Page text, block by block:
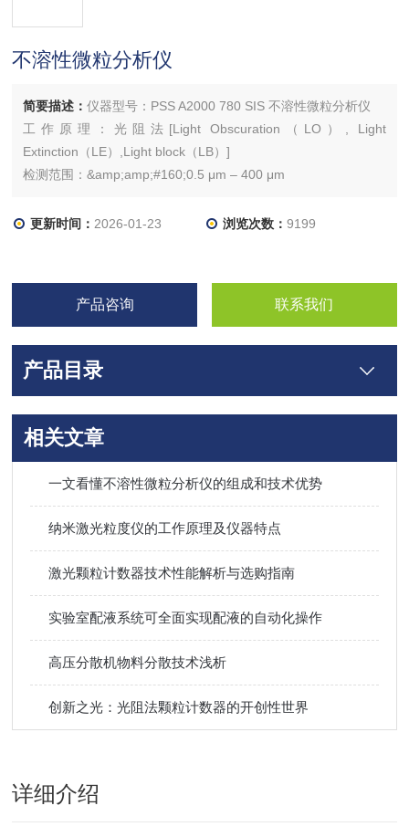
不溶性微粒分析仪
简要描述：仪器型号：PSS A2000 780 SIS 不溶性微粒分析仪
工作原理：光阻法[Light Obscuration（LO）, Light
Extinction（LE）,Light block（LB）]
检测范围：&amp;amp;#160;0.5 μm – 400 μm
更新时间： 2026-01-23 浏览次数： 9199
产品咨询 联系我们
产品目录
相关文章
一文看懂不溶性微粒分析仪的组成和技术优势
纳米激光粒度仪的工作原理及仪器特点
激光颗粒计数器技术性能解析与选购指南
实验室配液系统可全面实现配液的自动化操作
高压分散机物料分散技术浅析
创新之光：光阻法颗粒计数器的开创性世界
详细介绍